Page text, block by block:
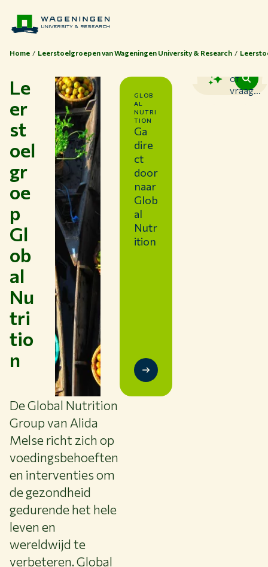
Thema's
Studeren bij WUR
Samenwerken met WUR
Over WUR
NIEUWS & ACHTERGRONDEN
WERKEN BIJ WUR
HUIDIGE STUDENTEN
BIBLIOTHEEK
CONTACT
Home Leerstoelgroepen van Wageningen University & Research
Le
er
st
oel
gr
oe
p
Gl
ob
al
Nu
tri
tio
n
Ga
dire
ct
door
naar
Glob
al
Nutr
ition
GLOB
AL
NUTRI
TION
of
vraag...
De Global Nutrition
Group van Alida
Melse richt zich op
voedingsbehoeften
en interventies om
de gezondheid
gedurende het hele
leven en
wereldwijd te
verbeteren. Global